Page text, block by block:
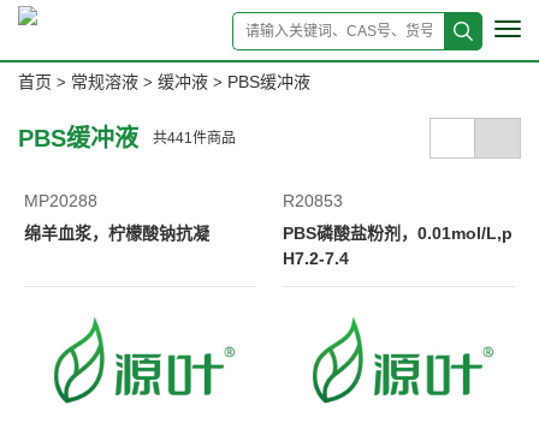
首页 > 常规溶液 > 缓冲液 > PBS缓冲液
PBS缓冲液 共441 件商品
MP20288
绵羊血浆，柠檬酸钠抗凝
R20853
PBS磷酸盐粉剂，0.01mol/L,p
H7.2-7.4